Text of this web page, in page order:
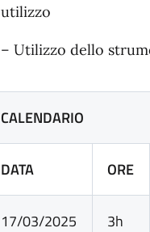
utilizzo
– Utilizzo dello
CALENDARIO
DATA ORE
17/03/2025 3h